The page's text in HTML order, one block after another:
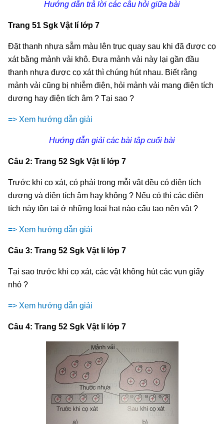
Hướng dẫn trả lời các câu hỏi giữa bài
Trang 51 Sgk Vật lí lớp 7
Đặt thanh nhựa sẫm màu lên trục quay sau khi đã được cọ
xát bằng mảnh vải khô. Đưa mảnh vải này lại gần đầu
thanh nhựa được cọ xát thì chúng hút nhau. Biết rằng
mảnh vải cũng bị nhiễm điện, hỏi mảnh vải mang điện tích
dương hay điện tích âm ? Tại sao ?
=> Xem hướng dẫn giải
Hướng dẫn giải các bài tập cuối bài
Câu 2: Trang 52 Sgk Vật lí lớp 7
Trước khi cọ xát, có phải trong mỗi vật đều có điện tích
dương và điện tích âm hay không ? Nếu có thì các điện
tích này tồn tại ở những loại hạt nào cấu tạo nên vật ?
=> Xem hướng dẫn giải
Câu 3: Trang 52 Sgk Vật lí lớp 7
Tại sao trước khi cọ xát, các vật không hút các vụn giấy
nhỏ ?
=> Xem hướng dẫn giải
Câu 4: Trang 52 Sgk Vật lí lớp 7